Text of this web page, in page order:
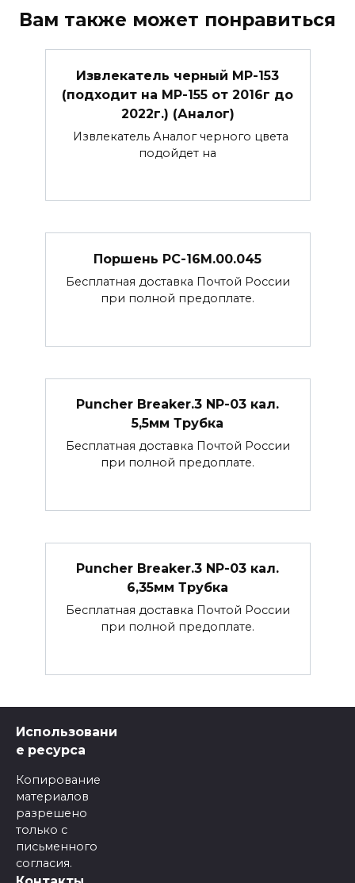
Вам также может понравиться
Извлекатель черный МР-153
(подходит на МР-155 от 2016г до
2022г.) (Аналог)
Извлекатель Аналог черного цвета
подойдет на
Поршень РС-16М.00.045
Бесплатная доставка Почтой России
при полной предоплате.
Puncher Breaker.3 NP-03 кал.
5,5мм Трубка
Бесплатная доставка Почтой России
при полной предоплате.
Puncher Breaker.3 NP-03 кал.
6,35мм Трубка
Бесплатная доставка Почтой России
при полной предоплате.
Использовани
е ресурса
Копирование
материалов
разрешено
только с
письменного
согласия.